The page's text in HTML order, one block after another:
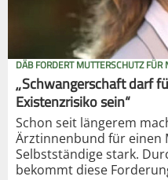
DÄB FORDERT MUTTERSCHUTZ FÜR
„Schwangerschaft darf
Existenzrisiko sein“
Schon seit längerem
Ärztinnenbund für einen
Selbstständige stark.
bekommt diese